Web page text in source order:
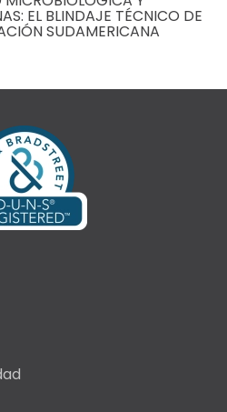
EL BLINDAJE TÉCNICO DE
SUDAMERICANA